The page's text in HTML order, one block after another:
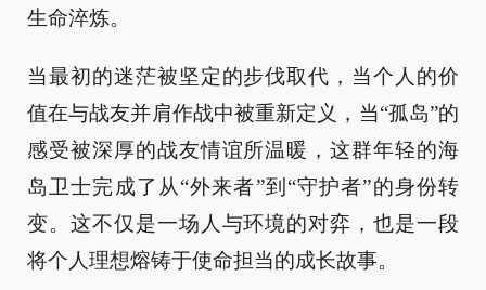
生命淬炼。
当最初的迷茫被坚定的步伐取代，当个人的价
值在与战友并肩作战中被重新定义，当“孤岛”的
感受被深厚的战友情谊所温暖，这群年轻的海
岛卫士完成了从“外来者”到“守护者”的身份转
变。这不仅是一场人与环境的对弈，也是一段
将个人理想熔铸于使命担当的成长故事。